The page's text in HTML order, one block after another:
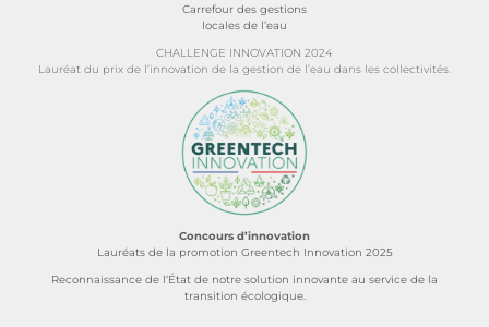
Carrefour des gestions
locales de l’eau
CHALLENGE INNOVATION 2024
Lauréat du prix de l’innovation de la gestion de l’eau dans les collectivités.
Concours d’innovation
Lauréats de la promotion Greentech Innovation 2025
Reconnaissance de l‘État de notre solution innovante au service de la
transition écologique.